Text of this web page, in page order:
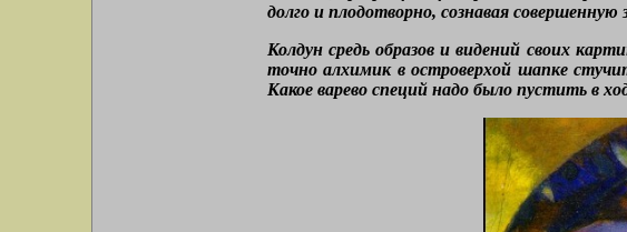
долго и плодотворно, сознавая
Колдун средь образов и видений своих
точно алхимик в островерхой шапке
Какое варево специй надо было пустить в